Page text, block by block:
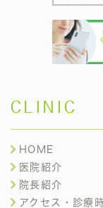
CLINIC
HOME
医院紹介
院長紹介
アクセス・診療